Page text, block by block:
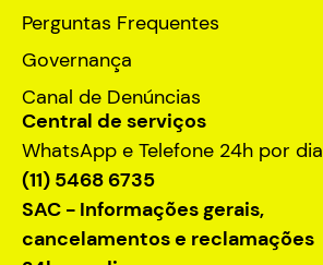
Perguntas Frequentes
Governança
Canal de Denúncias
Central de serviços
WhatsApp e Telefone 24h por dia
(11) 5468 6735
SAC - Informações gerais,
cancelamentos e reclamações